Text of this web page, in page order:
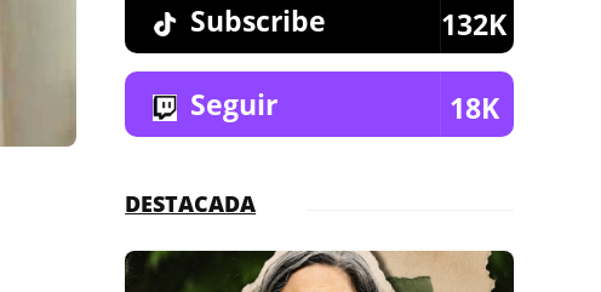
Subscribe 132K
Seguir 18K
DESTACADA